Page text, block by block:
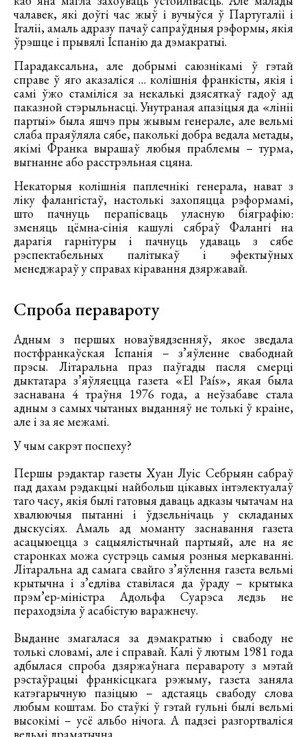
чалавек, які доўгі час жыў і вучыўся ў Партугаліі і
Італіі, амаль адразу пачаў сапраўдныя рэформы, якія
ўрэшце і прывялі Іспанію да дэмакратыі.
Парадаксальна, але добрымі саюзнікамі ў гэтай
справе ў яго аказаліся … колішнія франкісты, якія і
самі ўжо стаміліся за некалькі дзясяткаў гадоў ад
паказной стэрыльнасці. Унутраная апазіцыя да «лініі
партыі» была яшчэ пры жывым генерале, але вельмі
слаба праяўляла сябе, паколькі добра ведала метады,
якімі Франка вырашаў любыя праблемы – турма,
выгнанне або расстрэльная сцяна.
Некаторыя колішнія паплечнікі генерала, нават з
ліку фалангістаў, настолькі захопяцца рэформамі,
што пачнуць перапісваць уласную біяграфію:
зменяць цёмна-сінія кашулі сябраў Фалангі на
дарагія гарнітуры і пачнуць удаваць з сябе
рэспектабельных палітыкаў і эфектыўных
менеджараў у справах кіравання дзяржавай.
Спроба перавароту
Адным з першых новаўвядзенняў, якое зведала
постфранкаўская Іспанія – з’яўленне свабоднай
прэсы. Літаральна праз паўгады пасля смерці
дыктатара з’яўляецца газета «El País», якая была
заснавана 4 траўня 1976 года, а неўзабаве стала
адным з самых чытаных выданняў не толькі ў краіне,
але і за яе межамі.
У чым сакрэт поспеху?
Першы рэдактар газеты Хуан Луіс Себрыян сабраў
пад дахам рэдакцыі найбольш цікавых інтэлектуалаў
таго часу, якія былі гатовыя даваць адказы чытачам на
хвалюючыя пытанні і ўдзельнічаць у складаных
дыскусіях. Амаль ад моманту заснавання газета
асацыюецца з сацыялістычнай партыяй, але на яе
старонках можа сустрэць самыя розныя меркаванні.
Літаральна ад самага свайго з’яўлення газета вельмі
крытычна і з’едліва ставілася да ўраду – крытыка
прэм’ер-міністра Адольфа Суарэса ледзь не
пераходзіла ў асабістую варажнечу.
Выданне змагалася за дэмакратыю і свабоду не
толькі словамі, але і справай. Калі ў лютым 1981 года
адбылася спроба дзяржаўнага перавароту з мэтай
рэстаўрацыі франкісцкага рэжыму, газета заняла
катэгарычную пазіцыю – адстаяць свабоду слова
любым коштам. Бо стаўкі ў гэтай гульні былі вельмі
высокімі – усё альбо нічога. А падзеі разгортваліся